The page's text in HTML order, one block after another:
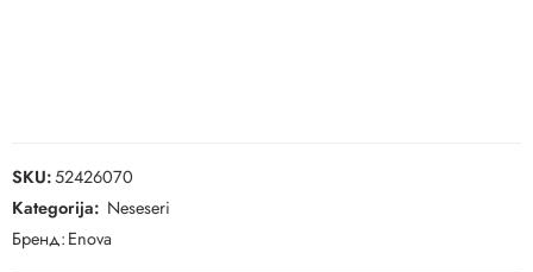
SKU:52426070
Kategorija: Neseseri
Бренд:Enova